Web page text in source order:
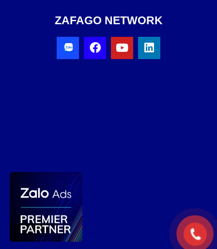
ZAFAGO NETWORK